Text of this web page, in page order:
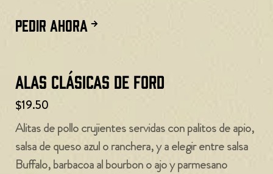
PEDIR AHORA
Alas clásicas de Ford
$19.50
Alitas de pollo crujientes servidas con palitos de apio,
salsa de queso azul o ranchera, y a elegir entre salsa
Buffalo, barbacoa al bourbon o ajo y parmesano